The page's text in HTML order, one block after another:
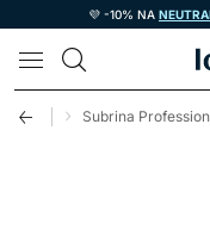
💜 -10% NA
vlasy Subrina